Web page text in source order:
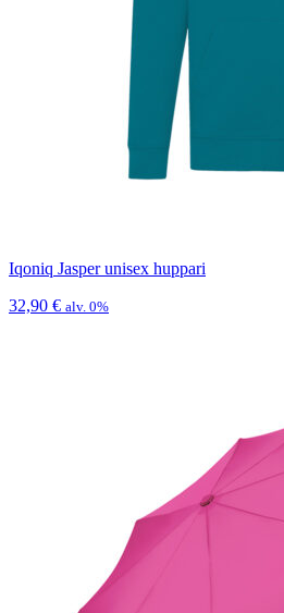
Iqoniq Jasper unisex huppari
32,90 € alv. 0%